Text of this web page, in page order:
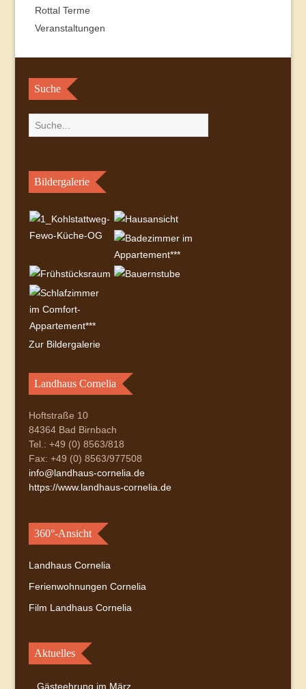
Rottal Terme
Veranstaltungen
Suche
Bildergalerie
Zur Bildergalerie
Landhaus Cornelia
Hoftstraße 10
84364 Bad Birnbach
Tel.: +49 (0) 8563/818
Fax: +49 (0) 8563/977508
info@landhaus-cornelia.de
https://www.landhaus-cornelia.de
360°-Ansicht
Landhaus Cornelia
Ferienwohnungen Cornelia
Film Landhaus Cornelia
Aktuelles
Gästeehrung im März